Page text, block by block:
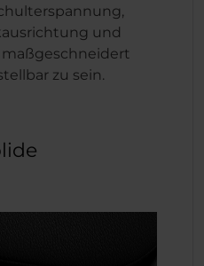
und
zu sein.